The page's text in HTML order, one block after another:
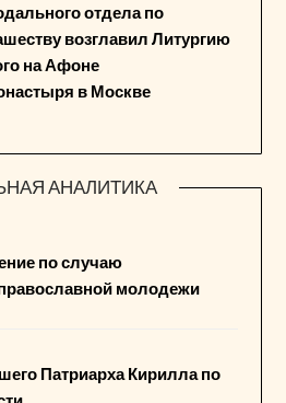
отдела по
возглавил Литургию
на Афоне
в Москве
АНАЛИТИКА
по случаю
молодежи
Патриарха Кирилла по